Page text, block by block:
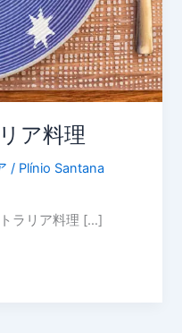
ア料理
/ Plínio Santana
ラリア料理 […]